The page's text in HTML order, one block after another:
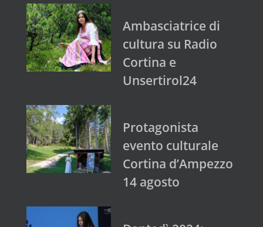
Ambasciatrice di
cultura su Radio
Cortina e
Unsertirol24
Protagonista
evento culturale
Cortina d’Ampezzo
14 agosto